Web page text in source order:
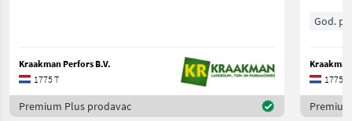
Kraakman Perfors B.V.
1775 T
Premium Plus prodavac
God.
1775 T